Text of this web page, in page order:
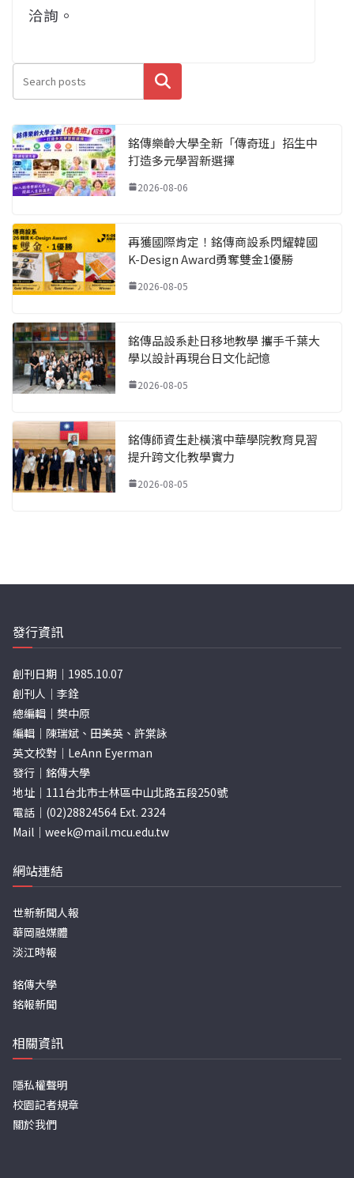
洽詢。
搜尋
銘傳樂齡大學全新「傳奇班」招生中
打造多元學習新選擇
2026-08-06
再獲國際肯定！銘傳商設系閃耀韓國
K-Design Award勇奪雙金1優勝
2026-08-05
銘傳品設系赴日移地教學 攜手千葉大
學以設計再現台日文化記憶
2026-08-05
銘傳師資生赴橫濱中華學院教育見習
提升跨文化教學實力
2026-08-05
發行資訊
創刊日期｜1985.10.07
創刊人｜李銓
總編輯｜樊中原
編輯｜陳瑞斌、田美英、許棠詠
英文校對｜LeAnn Eyerman
發行｜銘傳大學
地址｜111台北市士林區中山北路五段250號
電話｜(02)28824564 Ext. 2324
Mail｜ week@mail.mcu.edu.tw
網站連結
世新新聞人報
華岡融媒體
淡江時報
銘傳大學
銘報新聞
相關資訊
隱私權聲明
校園記者規章
關於我們